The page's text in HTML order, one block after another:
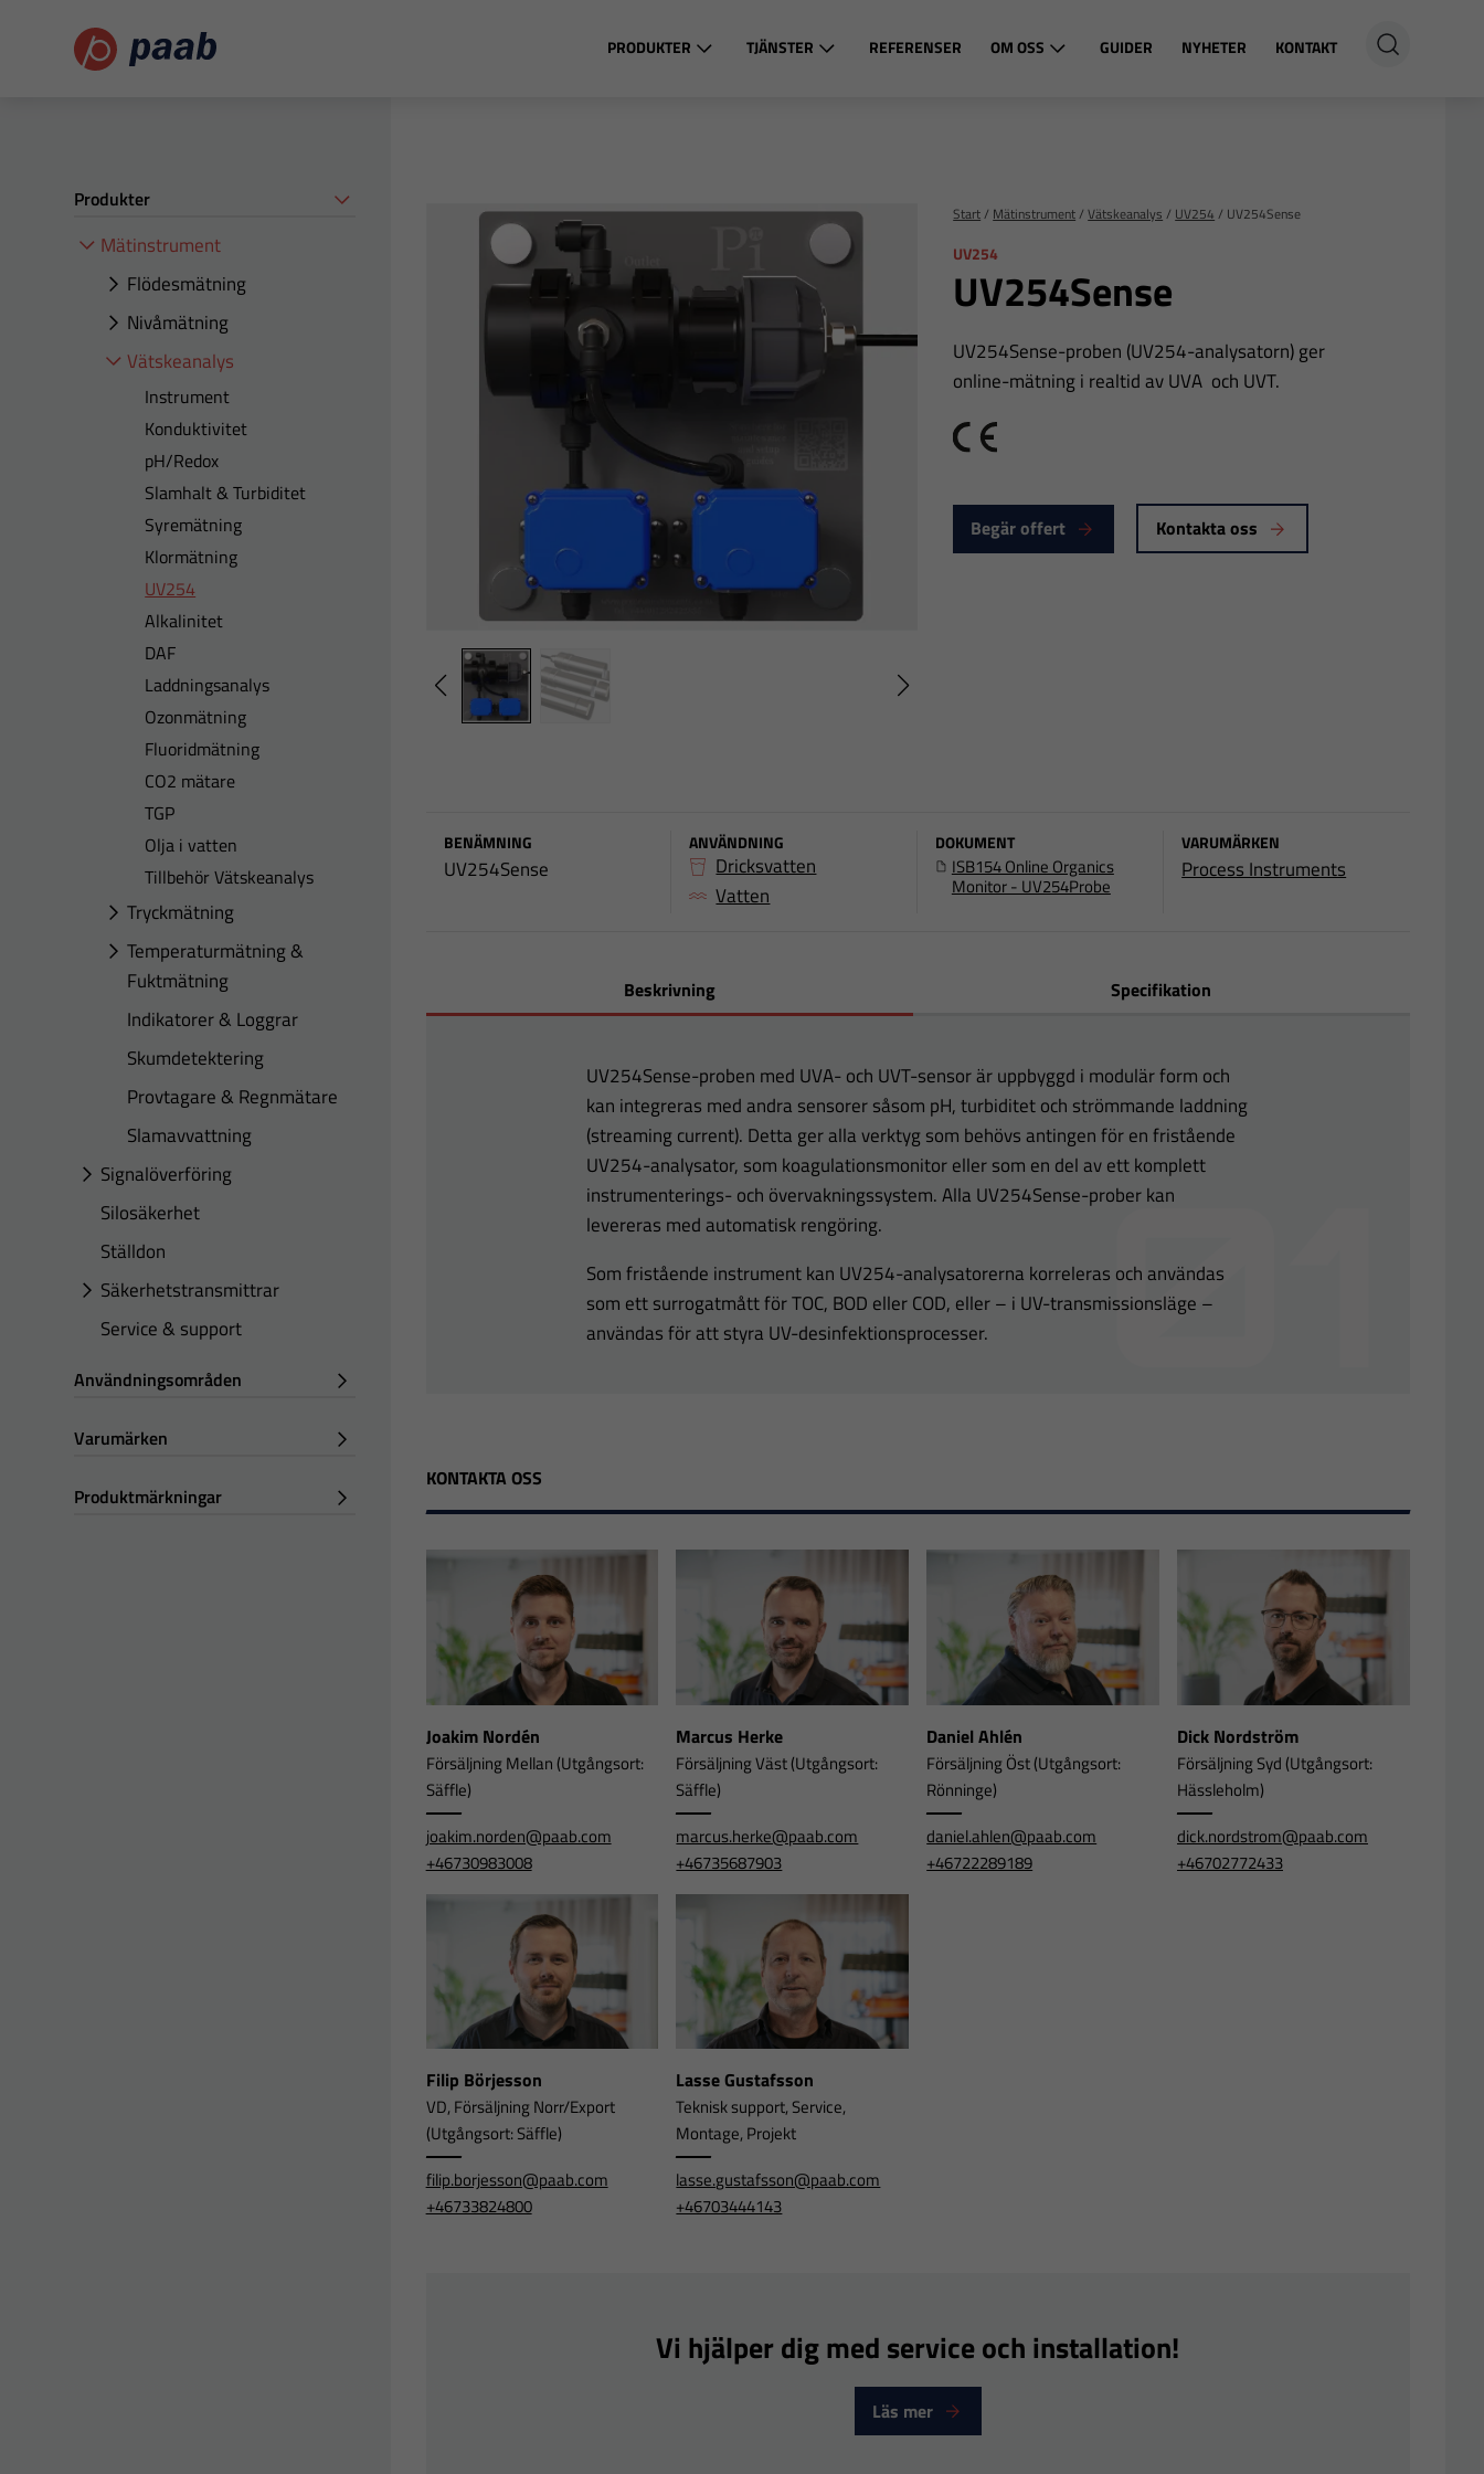
PRODUKTER TJÄNSTER REFERENSER OM OSS GUIDER NYHETER KONTAKT
Produkter
Mätinstrument
Flödesmätning
Nivåmätning
Vätskeanalys
Instrument
Konduktivitet
pH/Redox
Slamhalt & Turbiditet
Syremätning
Klormätning
UV254
Alkalinitet
DAF
Laddningsanalys
Ozonmätning
Fluoridmätning
CO2 mätare
TGP
Olja i vatten
Tillbehör Vätskeanalys
Tryckmätning
Temperaturmätning &
Fuktmätning
Indikatorer & Loggrar
Skumdetektering
Provtagare & Regnmätare
Slamavvattning
Signalöverföring
Silosäkerhet
Ställdon
Säkerhetstransmittrar
Service & support
Användningsområden
Varumärken
Produktmärkningar
Start/ Mätinstrument/Vätskeanalys / UV254 / UV254Sense
UV254
UV254Sense
UV254Sense-proben (UV254-analysatorn) ger
online-mätning i realtid av UVA och UVT.
CE
Begär offert Kontakta oss
BENÄMNING
UV254Sense
ANVÄNDNING
Dricksvatten
Vatten
DOKUMENT
ISB154 Online Organics
Monitor - UV254Probe
VARUMÄRKEN
Process Instruments
Beskrivning Specifikation
UV254Sense-proben med UVA- och UVT-sensor är uppbyggd i modulär form och
kan integreras med andra sensorer såsom pH, turbiditet och strömmande laddning
(streaming current). Detta ger alla verktyg som behövs antingen för en fristående
UV254-analysator, som koagulationsmonitor eller som en del av ett komplett
instrumenterings- och övervakningssystem. Alla UV254Sense-prober kan
levereras med automatisk rengöring.
Som fristående instrument kan UV254-analysatorerna korreleras och användas
som ett surrogatmått för TOC, BOD eller COD, eller – i UV-transmissionsläge –
användas för att styra UV-desinfektionsprocesser.
KONTAKTA OSS
Joakim Nordén
Försäljning Mellan (Utgångsort:
Säffle)
joakim.norden@paab.com
+46730983008
Marcus Herke
Försäljning Väst (Utgångsort:
Säffle)
marcus.herke@paab.com
+46735687903
Daniel Ahlén
Försäljning Öst (Utgångsort:
Rönninge)
daniel.ahlen@paab.com
+46722289189
Dick Nordström
Försäljning Syd (Utgångsort:
Hässleholm)
dick.nordstrom@paab.com
+46702772433
Filip Börjesson
VD, Försäljning Norr/Export
(Utgångsort: Säffle)
filip.borjesson@paab.com
+46733824800
Lasse Gustafsson
Teknisk support, Service,
Montage, Projekt
lasse.gustafsson@paab.com
+46703444143
Vi hjälper dig med service och installation!
Läs mer
Nödvändiga